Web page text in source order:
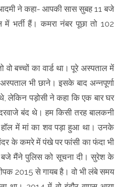
ने कहा- आपकी सास सुबह 11 बजे
भर्ती हैं। कमरा नंबर पूछा तो 102
वो बच्चों का वार्ड था। पूरे अस्पताल में
भी छाने। इसके बाद अन्नपूर्णा
लेकिन पड़ोसी ने कहा कि एक बार घर
बंद थे। हम किसी तरह बालकनी
में मां का शव पड़ा हुआ था। उनके
के कमरे में पंखे पर फांसी का फंदा भी
मैंने पुलिस को सूचना दी। सुरेश के
2015 से गायब है। वो भी लंबे समय